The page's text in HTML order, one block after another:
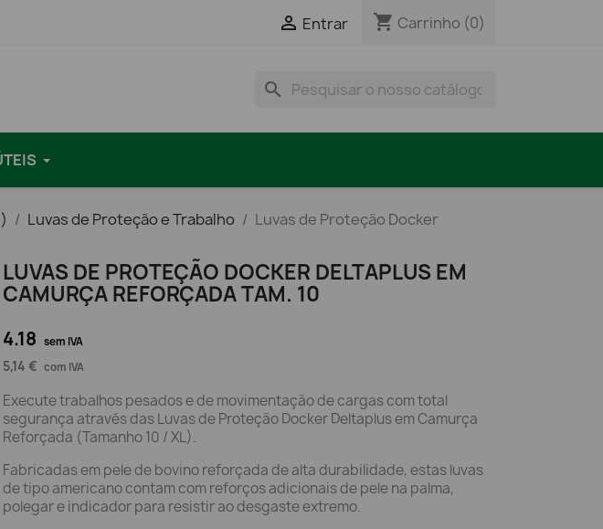
 Entrar shopping_cart Carrinho (0)
search
Luvas de Proteção e Trabalho
Luvas de Proteção Docker
LUVAS DE PROTEÇÃO DOCKER DELTAPLUS EM
CAMURÇA REFORÇADA TAM. 10
4.18 sem IVA
5,14 € com IVA
Execute trabalhos pesados e de movimentação de cargas com total
segurança através das Luvas de Proteção Docker Deltaplus em Camurça
Reforçada (Tamanho 10 / XL).
Fabricadas em pele de bovino reforçada de alta durabilidade, estas luvas
de tipo americano contam com reforços adicionais de pele na palma,
polegar e indicador para resistir ao desgaste extremo.